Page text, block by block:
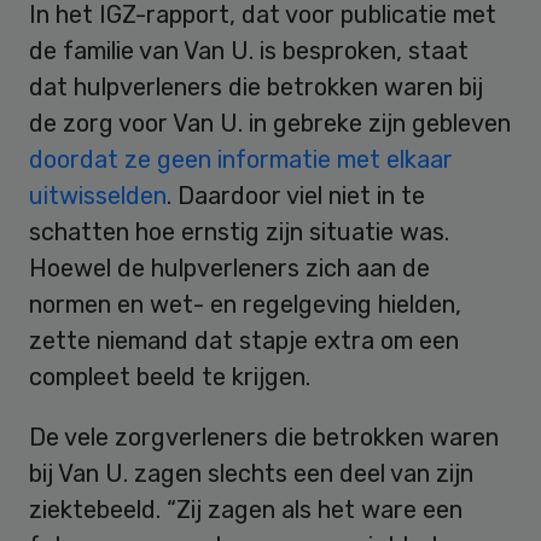
In het IGZ-rapport, dat voor publicatie met
de familie van Van U. is besproken, staat
dat hulpverleners die betrokken waren bij
de zorg voor Van U. in gebreke zijn gebleven
doordat ze geen informatie met elkaar
uitwisselden. Daardoor viel niet in te
schatten hoe ernstig zijn situatie was.
Hoewel de hulpverleners zich aan de
normen en wet- en regelgeving hielden,
zette niemand dat stapje extra om een
compleet beeld te krijgen.
De vele zorgverleners die betrokken waren
bij Van U. zagen slechts een deel van zijn
ziektebeeld. “Zij zagen als het ware een